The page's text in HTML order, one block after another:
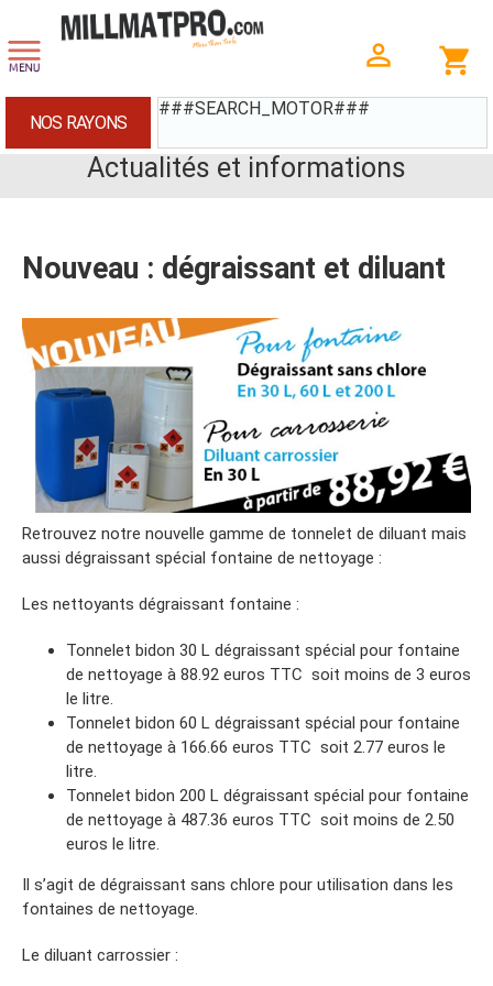
###SEARCH_MOTOR###
NOS RAYONS
Actualités et informations
Nouveau : dégraissant et diluant
Retrouvez notre nouvelle gamme de tonnelet de diluant mais
aussi dégraissant spécial fontaine de nettoyage :
Les nettoyants dégraissant fontaine :
Tonnelet bidon 30 L dégraissant spécial pour fontaine
de nettoyage à 88.92 euros TTC soit moins de 3 euros
le litre.
Tonnelet bidon 60 L dégraissant spécial pour fontaine
de nettoyage à 166.66 euros TTC soit 2.77 euros le
litre.
Tonnelet bidon 200 L dégraissant spécial pour fontaine
de nettoyage à 487.36 euros TTC soit moins de 2.50
euros le litre.
Il s’agit de dégraissant sans chlore pour utilisation dans les
fontaines de nettoyage.
Le diluant carrossier :